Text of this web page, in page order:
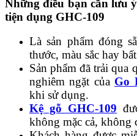
Những điều bạn cần lưu
tiện dụng GHC-109
Là sản phẩm đóng
thước, màu sắc hay
Sản phẩm đã trải qua
nghiêm ngặt của Go
khi sử dụng.
Kệ gỗ GHC-109
không mặc cả, không